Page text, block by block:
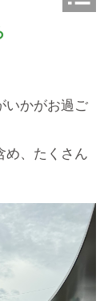
いかがお過ご
め、たくさん